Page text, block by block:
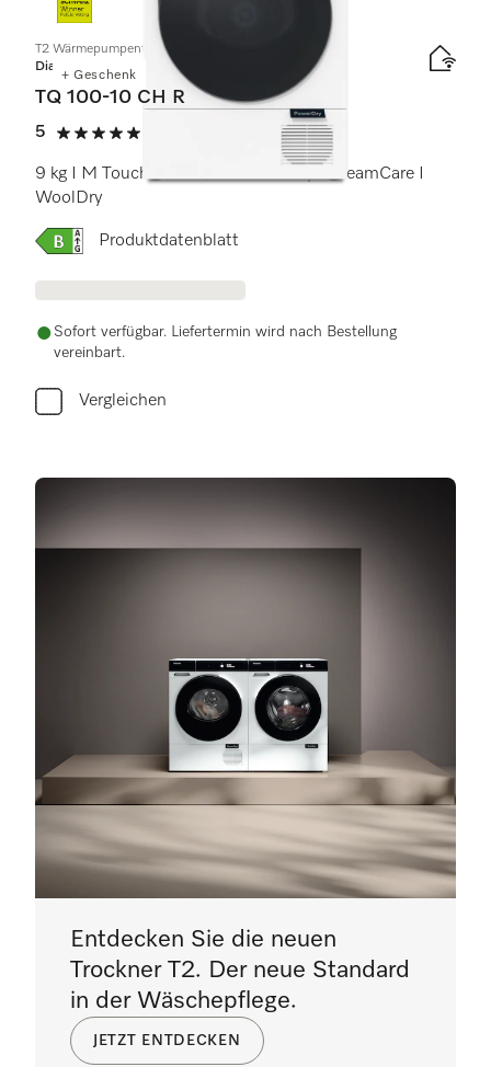
+ Geschenk
T2 Wärmepumpentrockner
Diamond
TQ 100-10 CH R
5
5 von 5 Sternen
9 kg I M Touch Pro I QuickPowerDry I SteamCare I
WoolDry
Onlinelabel Image, Energielabel
Produktdatenblatt
Sofort verfügbar. Liefertermin wird nach Bestellung
vereinbart.
Vergleichen
Entdecken Sie die neuen
Trockner T2. Der neue Standard
in der Wäschepflege.
JETZT ENTDECKEN